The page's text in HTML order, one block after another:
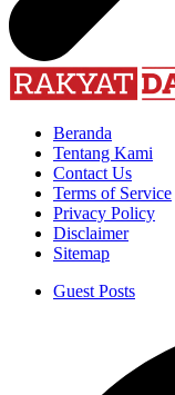
Beranda
Tentang Kami
Contact Us
Terms of Service
Privacy Policy
Disclaimer
Sitemap
Guest Posts